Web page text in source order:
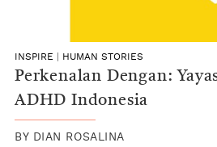
INSPIRE HUMAN STORIES
Perkenalan Dengan:
ADHD Indonesia
BY DIAN ROSALINA